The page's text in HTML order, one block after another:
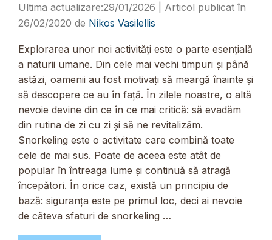
29/01/2026
26/02/2020 de Nikos Vasilellis
Explorarea unor noi activități este o parte esențială
a naturii umane. Din cele mai vechi timpuri și până
astăzi, oamenii au fost motivați să meargă înainte și
să descopere ce au în față. În zilele noastre, o altă
nevoie devine din ce în ce mai critică: să evadăm
din rutina de zi cu zi și să ne revitalizăm.
Snorkeling este o activitate care combină toate
cele de mai sus. Poate de aceea este atât de
popular în întreaga lume și continuă să atragă
începători. În orice caz, există un principiu de
bază: siguranța este pe primul loc, deci ai nevoie
de câteva sfaturi de snorkeling …